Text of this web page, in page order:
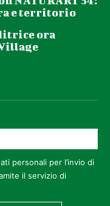
e territorio
ora
personali per l’invio di
il servizio di